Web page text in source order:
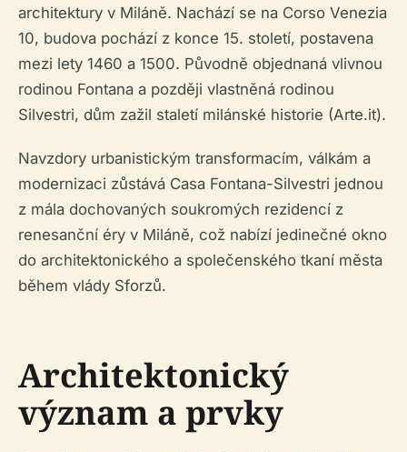
architektury v Miláně. Nachází se na Corso Venezia
10, budova pochází z konce 15. století, postavena
mezi lety 1460 a 1500. Původně objednaná vlivnou
rodinou Fontana a později vlastněná rodinou
Silvestri, dům zažil staletí milánské historie (Arte.it).
Navzdory urbanistickým transformacím, válkám a
modernizaci zůstává Casa Fontana-Silvestri jednou
z mála dochovaných soukromých rezidencí z
renesanční éry v Miláně, což nabízí jedinečné okno
do architektonického a společenského tkaní města
během vlády Sforzů.
Architektonický
význam a prvky